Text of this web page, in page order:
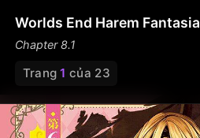
Worlds End Harem Fantasia
Chapter 8.1
Trang1 của 23